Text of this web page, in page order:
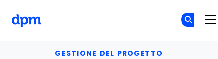
GESTIONE DEL PROGETTO